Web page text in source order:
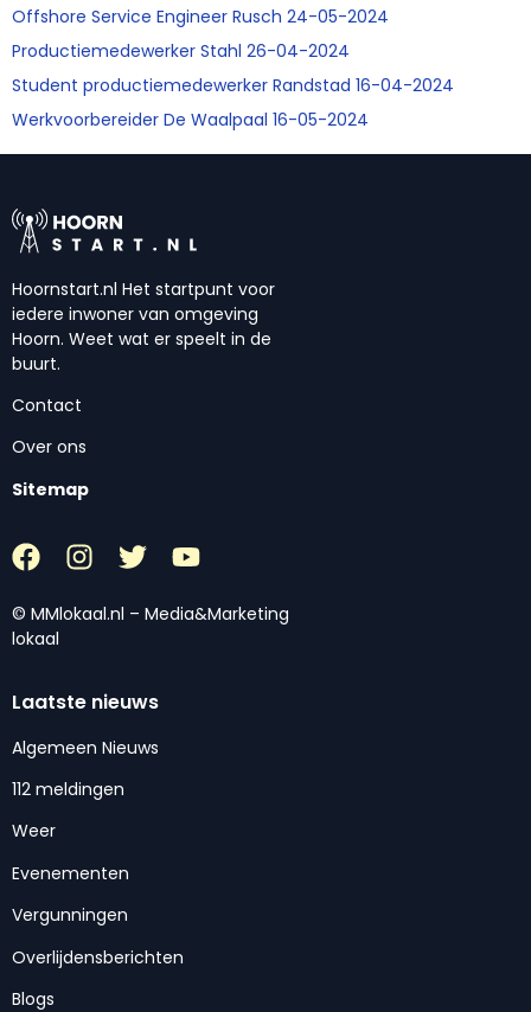
Offshore Service Engineer Rusch 24-05-2024
Productiemedewerker Stahl 26-04-2024
Student productiemedewerker Randstad 16-04-2024
Werkvoorbereider De Waalpaal 16-05-2024
Hoornstart.nl Het startpunt voor
iedere inwoner van omgeving
Hoorn. Weet wat er speelt in de
buurt.
Contact
Over ons
Sitemap
© MMlokaal.nl – Media&Marketing
lokaal
Laatste nieuws
Algemeen Nieuws
112 meldingen
Weer
Evenementen
Vergunningen
Overlijdensberichten
Blogs